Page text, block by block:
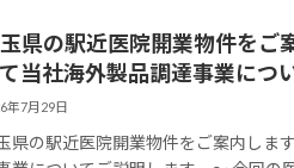
県の駅近医院開業物件をご
当社海外製品調達事業につ
年7月29日
県の駅近医院開業物件をご案内しま